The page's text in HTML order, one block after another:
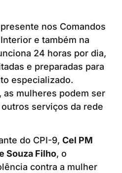
nos Comandos
e também na
24 horas por dia,
e preparadas para
especializado.
as mulheres podem ser
serviços da rede
do CPI-9, Cel PM
Souza Filho, o
contra a mulher